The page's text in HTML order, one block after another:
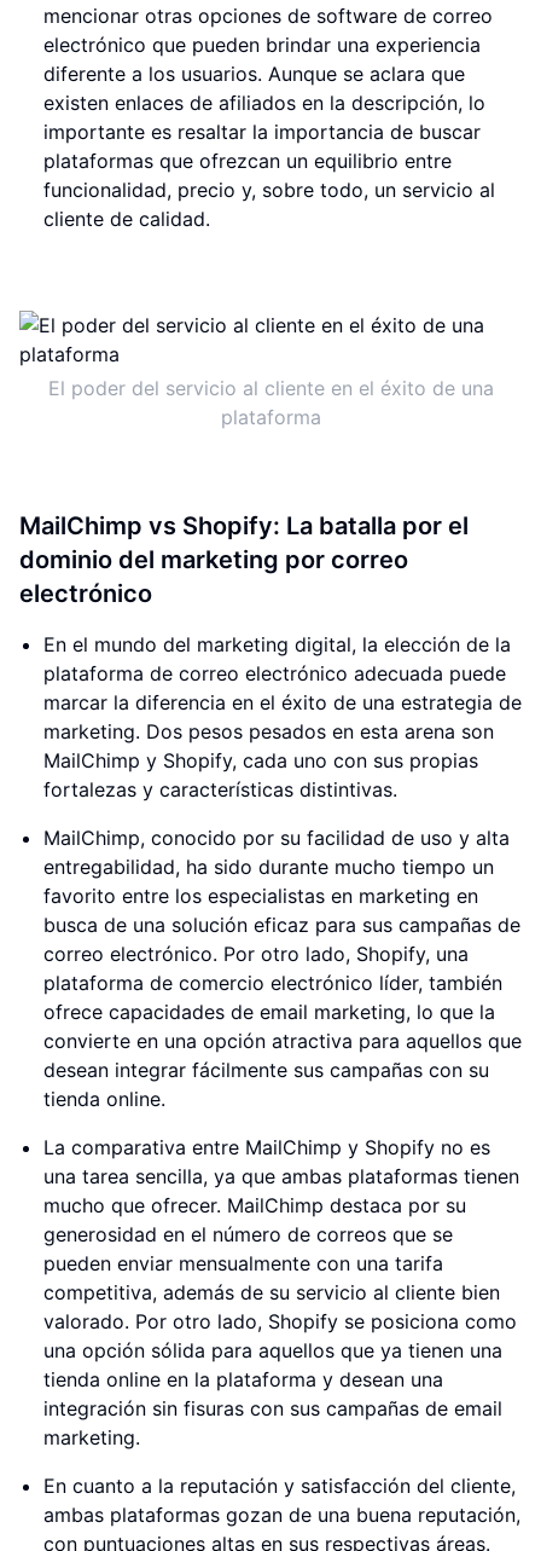
mencionar otras opciones de software de correo
electrónico que pueden brindar una experiencia
diferente a los usuarios. Aunque se aclara que
existen enlaces de afiliados en la descripción, lo
importante es resaltar la importancia de buscar
plataformas que ofrezcan un equilibrio entre
funcionalidad, precio y, sobre todo, un servicio al
cliente de calidad.
El poder del servicio al cliente en el éxito de una
plataforma
MailChimp vs Shopify: La batalla por el
dominio del marketing por correo
electrónico
En el mundo del marketing digital, la elección de la
plataforma de correo electrónico adecuada puede
marcar la diferencia en el éxito de una estrategia de
marketing. Dos pesos pesados ​​en esta arena son
MailChimp y Shopify, cada uno con sus propias
fortalezas y características distintivas.
MailChimp, conocido por su facilidad de uso y alta
entregabilidad, ha sido durante mucho tiempo un
favorito entre los especialistas en marketing en
busca de una solución eficaz para sus campañas de
correo electrónico. Por otro lado, Shopify, una
plataforma de comercio electrónico líder, también
ofrece capacidades de email marketing, lo que la
convierte en una opción atractiva para aquellos que
desean integrar fácilmente sus campañas con su
tienda online.
La comparativa entre MailChimp y Shopify no es
una tarea sencilla, ya que ambas plataformas tienen
mucho que ofrecer. MailChimp destaca por su
generosidad en el número de correos que se
pueden enviar mensualmente con una tarifa
competitiva, además de su servicio al cliente bien
valorado. Por otro lado, Shopify se posiciona como
una opción sólida para aquellos que ya tienen una
tienda online en la plataforma y desean una
integración sin fisuras con sus campañas de email
marketing.
En cuanto a la reputación y satisfacción del cliente,
ambas plataformas gozan de una buena reputación,
con puntuaciones altas en sus respectivas áreas.